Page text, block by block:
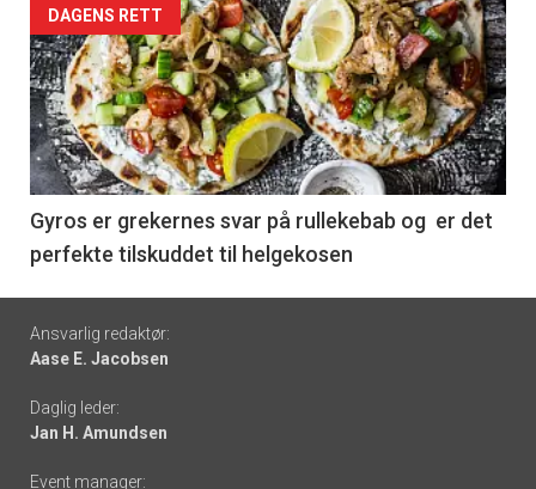
Forsiden
akkurat
nå
-
6
DAGENS RETT
Gyros er grekernes svar på rullekebab og er det
perfekte tilskuddet til helgekosen
Footer
-
links
Ansvarlig redaktør:
Aase E. Jacobsen
Daglig leder:
Jan H. Amundsen
Event manager: